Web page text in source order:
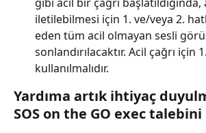
iletilebilmesi için 1. ve/veya 2.
eden tüm acil olmayan sesli
sonlandırılacaktır. Acil çağrı için
kullanılmalıdır.
Yardıma artık ihtiyaç
SOS on the GO exec